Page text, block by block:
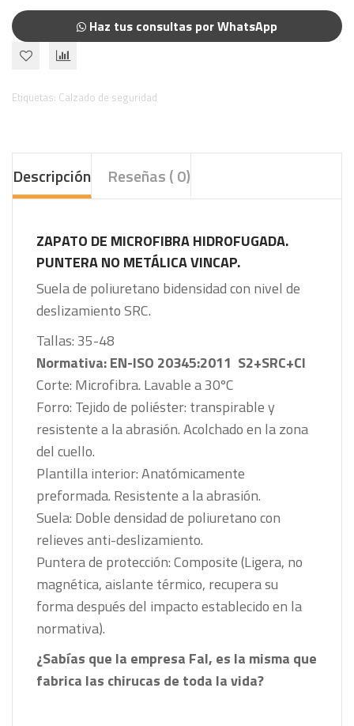
Haz tus consultas por WhatsApp
Etiquetas: Calzado de seguridad
Descripción Reseñas ( 0)
ZAPATO DE MICROFIBRA HIDROFUGADA.
PUNTERA NO METÁLICA VINCAP.
Suela de poliuretano bidensidad con nivel de
deslizamiento SRC.
Tallas: 35-48
Normativa: EN-ISO 20345:2011 S2+SRC+CI
Corte: Microfibra. Lavable a 30ºC
Forro: Tejido de poliéster: transpirable y
resistente a la abrasión. Acolchado en la zona
del cuello.
Plantilla interior: Anatómicamente
preformada. Resistente a la abrasión.
Suela: Doble densidad de poliuretano con
relieves anti-deslizamiento.
Puntera de protección: Composite (Ligera, no
magnética, aislante térmico, recupera su
forma después del impacto establecido en la
normativa).
¿Sabías que la empresa Fal, es la misma que
fabrica las chirucas de toda la vida?